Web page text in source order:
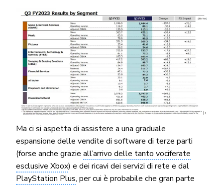
Ma ci si aspetta di assistere a una graduale
espansione delle vendite di software di terze parti
(forse anche grazieall’arrivo delle tanto vociferate
esclusive Xbox) e dei ricavi dei servizi di rete e dal
PlayStation Plus, per cui è probabile che gran parte